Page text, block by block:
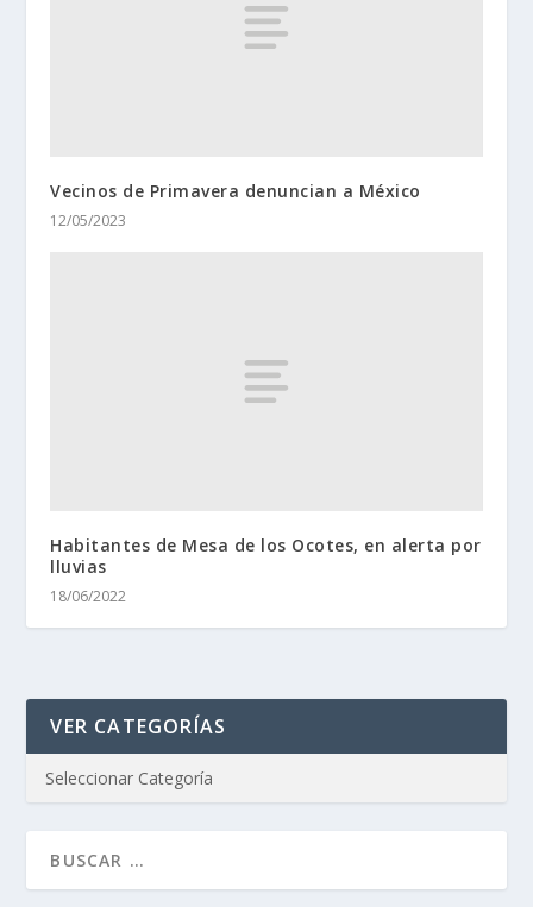
Vecinos de Primavera denuncian a México
12/05/2023
Habitantes de Mesa de los Ocotes, en alerta por
lluvias
18/06/2022
VER CATEGORÍAS